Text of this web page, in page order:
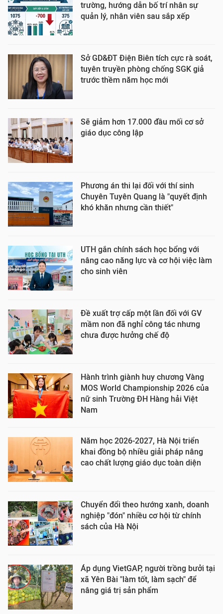
trường, hướng dẫn bố trí nhân sự
quản lý, nhân viên sau sắp xếp
Sở GD&ĐT Điện Biên tích cực rà soát,
tuyên truyền phòng chống SGK giả
trước thềm năm học mới
Sẽ giảm hơn 17.000 đầu mối cơ sở
giáo dục công lập
Phương án thi lại đối với thí sinh
Chuyên Tuyên Quang là "quyết định
khó khăn nhưng cần thiết"
UTH gắn chính sách học bổng với
nâng cao năng lực và cơ hội việc làm
cho sinh viên
Đề xuất trợ cấp một lần đối với GV
mầm non đã nghỉ công tác nhưng
chưa được hưởng chế độ
Hành trình giành huy chương Vàng
MOS World Championship 2026 của
nữ sinh Trường ĐH Hàng hải Việt
Nam
Năm học 2026-2027, Hà Nội triển
khai đồng bộ nhiều giải pháp nâng
cao chất lượng giáo dục toàn diện
Chuyển đổi theo hướng xanh, doanh
nghiệp "đón" nhiều cơ hội từ chính
sách của Hà Nội
Áp dụng VietGAP, người trồng bưởi tại
xã Yên Bài "làm tốt, làm sạch" để
nâng giá trị sản phẩm